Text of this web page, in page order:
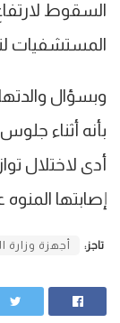
السقوط
المستشفيات
وبسؤال
بأنه أثناء
أدى لاختلال
إصابتها
تاجز: أجهزة وزارة